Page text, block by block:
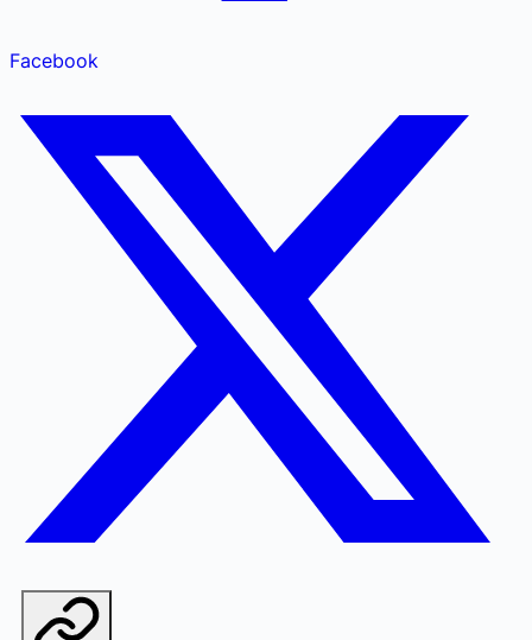
Facebook